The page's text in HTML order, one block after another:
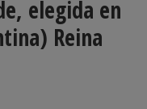
elegida en
Reina